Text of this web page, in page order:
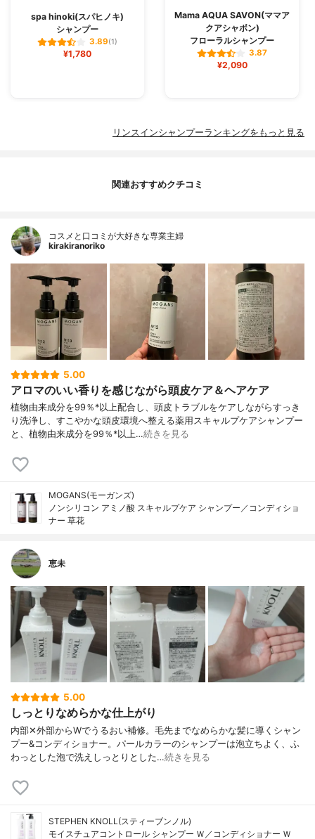
spa hinoki(スパヒノキ)
シャンプー
3.89(1)
¥1,780
Mama AQUA SAVON(ママア
クアシャボン)
フローラルシャンプー
3.87
¥2,090
リンスインシャンプーランキングをもっと見る
関連おすすめクチコミ
コスメと口コミが大好きな専業主婦
kirakiranoriko
5.00
アロマのいい香りを感じながら頭皮ケア＆ヘアケア
植物由来成分を99％*以上配合し、頭皮トラブルをケアしながらすっき
り洗浄し、すこやかな頭皮環境へ整える薬用スキャルプケアシャンプー
と、植物由来成分を99％*以上…続きを見る
MOGANS(モーガンズ)
ノンシリコン アミノ酸 スキャルプケア シャンプー／コンディショ
ナー 草花
恵未
5.00
しっとりなめらかな仕上がり
内部✕外部からWでうるおい補修。毛先までなめらかな髪に導くシャン
プー&コンディショナー。パールカラーのシャンプーは泡立ちよく、ふ
わっとした泡で洗えしっとりとした…続きを見る
STEPHEN KNOLL(スティーブンノル)
モイスチュアコントロール シャンプー Ｗ／コンディショナー Ｗ